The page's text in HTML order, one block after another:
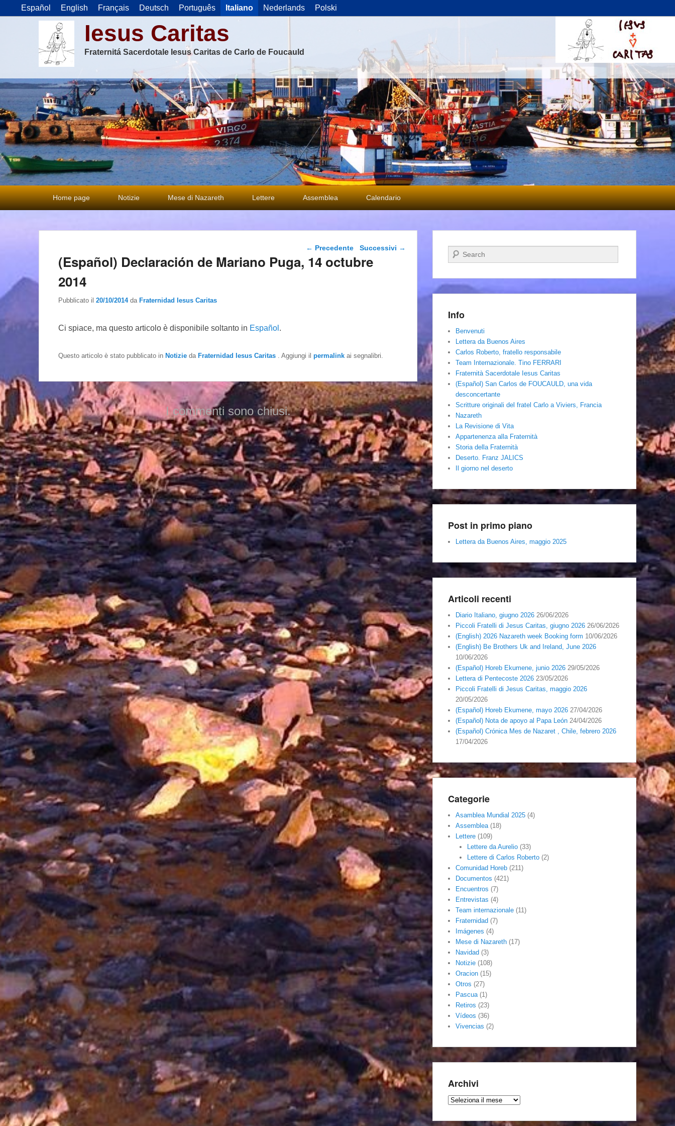
Español English Français Deutsch Português Italiano Nederlands Polski
Iesus Caritas
Fraternitá Sacerdotale Iesus Caritas de Carlo de Foucauld
Menu
principale
Home page Notizie Mese di Nazareth Lettere Assemblea Calendario
Navigazione articolo
← Precedente Successivi →
(Español) Declaración de Mariano Puga, 14 octubre
2014
Pubblicato il 20/10/2014 da Fraternidad Iesus Caritas
Ci spiace, ma questo articolo è disponibile soltanto in Español .
Questo articolo è stato pubblicato in Notizie da Fraternidad Iesus Caritas . Aggiungi il permalink ai segnalibri.
I commenti sono chiusi.
Cerca
Info
Benvenuti
Lettera da Buenos Aires
Carlos Roberto, fratello responsabile
Team Internazionale. Tino FERRARI
Fraternità Sacerdotale Iesus Caritas
(Español) San Carlos de FOUCAULD, una vida
desconcertante
Scritture originali del fratel Carlo a Viviers, Francia
Nazareth
La Revisione di Vita
Appartenenza alla Fraternità
Storia della Fraternità
Deserto. Franz JALICS
Il giorno nel deserto
Post in primo piano
Lettera da Buenos Aires, maggio 2025
Articoli recenti
Diario Italiano, giugno 2026 26/06/2026
Piccoli Fratelli di Jesus Caritas, giugno 2026 26/06/2026
(English) 2026 Nazareth week Booking form 10/06/2026
(English) Be Brothers Uk and Ireland, June 2026
10/06/2026
(Español) Horeb Ekumene, junio 2026 29/05/2026
Lettera di Pentecoste 2026 23/05/2026
Piccoli Fratelli di Jesus Caritas, maggio 2026
20/05/2026
(Español) Horeb Ekumene, mayo 2026 27/04/2026
(Español) Nota de apoyo al Papa León 24/04/2026
(Español) Crónica Mes de Nazaret , Chile, febrero 2026
17/04/2026
Categorie
Asamblea Mundial 2025 (4)
Assemblea(18)
Lettere (109)
Lettere da Aurelio(33)
Lettere di Carlos Roberto(2)
Comunidad Horeb (211)
Documentos (421)
Encuentros (7)
Entrevistas (4)
Team internazionale (11)
Fraternidad (7)
Imágenes (4)
Mese di Nazareth (17)
Navidad (3)
Notizie (108)
Oracion (15)
Otros (27)
Pascua(1)
Retiros (23)
Vídeos (36)
Vivencias (2)
Archivi
Archivi